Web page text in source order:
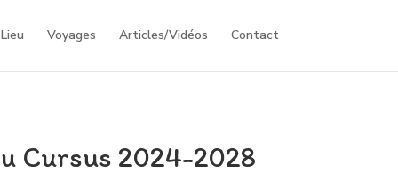
Voyages Articles/Vidéos Contact
Cursus 2024-2028